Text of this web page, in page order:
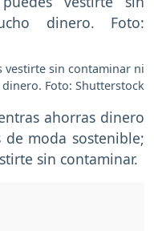
vestirte sin contaminar ni
Foto: Shutterstock
ahorras dinero
de moda sostenible;
sin contaminar.